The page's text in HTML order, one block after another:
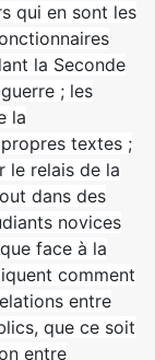
qui en sont les
la Seconde
; les
la
textes ;
le relais de la
dans des
novices
face à la
comment
entre
que ce soit
entre